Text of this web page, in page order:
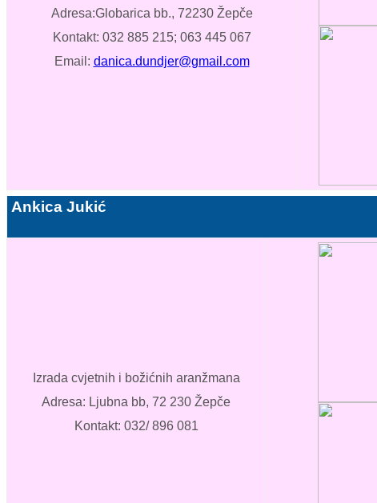
Adresa:Globarica bb., 72230 Žepče
Kontakt: 032 885 215; 063 445 067
Email: danica.dundjer@gmail.com
Ankica Jukić
Izrada cvjetnih i božićnih aranžmana
Adresa: Ljubna bb, 72 230 Žepče
Kontakt: 032/ 896 081